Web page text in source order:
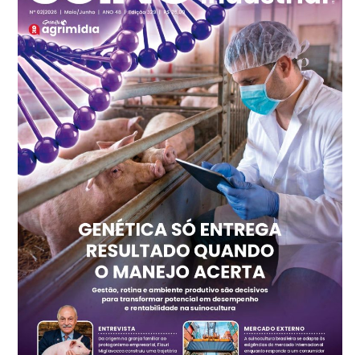
Recife (PE)
R$ 147,74
cx
Ovo Vermelho - Regional
Recife (PE)
R$ 157,72
cx